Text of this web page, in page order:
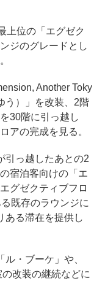
上位の「エグゼク
ジのグレードとし
Another Toky
う）」を改装、2階
30階に引っ越し
アの完成を見る。
っ越したあとの2
宿泊客向けの「エ
グゼクティブフロ
既存のラウンジに
ある滞在を提供し
・ブーケ」や、
改装の継続などに